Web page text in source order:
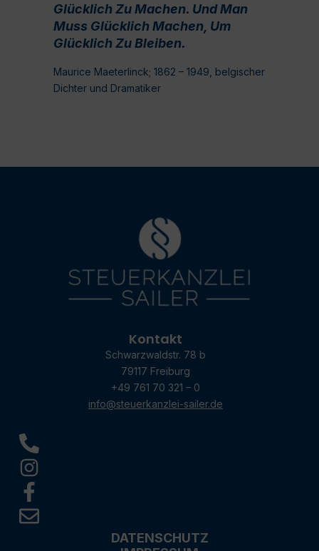
Glücklich Zu Machen. Und Man
Muss Glücklich Machen, Um
Glücklich Zu Bleiben.
Maurice Maeterlinck; 1862 – 1949, belgischer
Dichter und Dramatiker
Kontakt
Schwarzwaldstr. 78 b
79117 Freiburg
+49 761 70 321 – 0
info@steuerkanzlei-sailer.de
DATENSCHUTZ